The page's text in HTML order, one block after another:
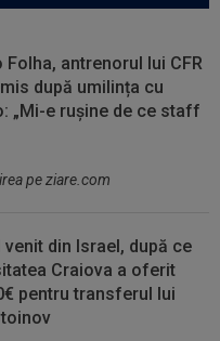
Folha, antrenorul lui CFR
după umilința cu
„Mi-e rușine de ce staff
pe ziare.com
venit din Israel, după ce
Craiova a oferit
pentru transferul lui